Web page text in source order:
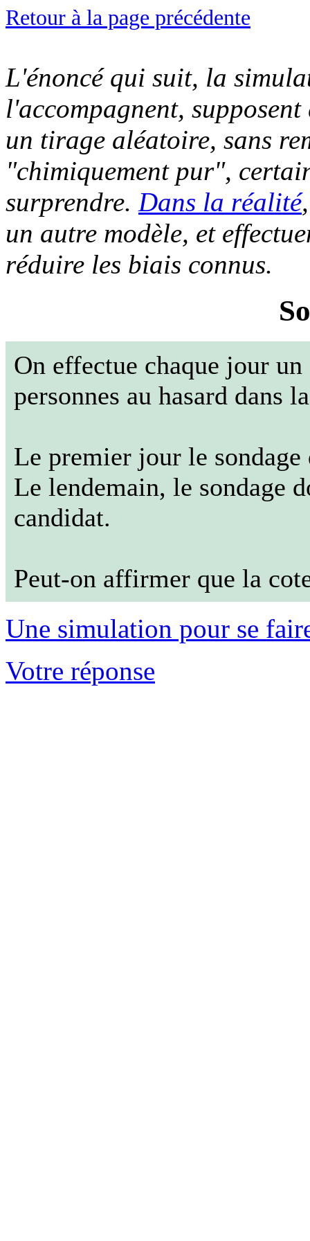
Retour à la page précédente
L'énoncé qui suit, la
l'accompagnent,
un tirage aléatoire, sans
"chimiquement pur",
surprendre. Dans la réalité
un autre modèle, et
réduire les biais connus.
On effectue chaque jour
personnes au hasard dans
Le premier jour le
Le lendemain, le sondage
candidat.
Peut-on affirmer que la
Une simulation pour se
Votre réponse